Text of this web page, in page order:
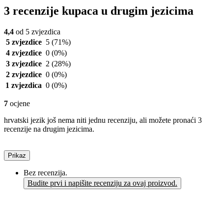
3 recenzije kupaca u drugim jezicima
4,4 od 5 zvjezdica
5 zvjezdice 5 (71%)
4 zvjezdice 0 (0%)
3 zvjezdice 2 (28%)
2 zvjezdice 0 (0%)
1 zvjezdica 0 (0%)
7 ocjene
hrvatski jezik još nema niti jednu recenziju, ali možete pronaći 3
recenzije na drugim jezicima.
Prikaz
Bez recenzija.
Budite prvi i napišite recenziju za ovaj proizvod.